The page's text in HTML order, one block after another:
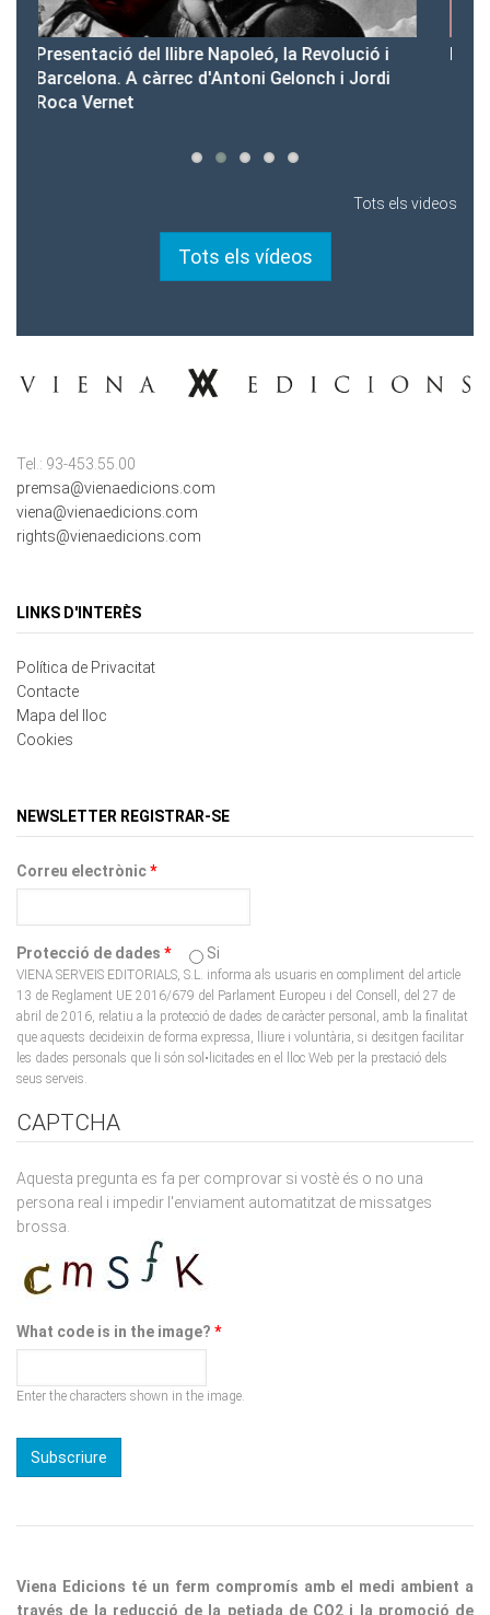
Presentació del Club Victòria
viena@vienaedicions.com
rights@vienaedicions.com
Política de Privacitat
Mapa del lloc
Cookies
Correu electrònic*
VIENA SERVEIS EDITORIALS, S.L. informa als usuaris en compliment del article
13 de Reglament UE 2016/679 del Parlament Europeu i del Consell, del 27 de
abril de 2016, relatiu a la protecció de dades de caràcter personal, amb la finalitat
que aquests decideixin de forma expressa, lliure i voluntària, si desitgen facilitar
les dades personals que li són sol•licitades en el lloc Web per la prestació dels
seus serveis.
CAPTCHA
Aquesta pregunta es fa per comprovar si vostè és o no una
brossa.
What code is in the image?
Enter the characters shown in the image.
pràctiques sostenibles. Per a les seves edicions utilitza paper